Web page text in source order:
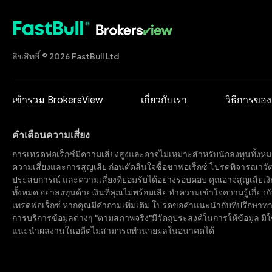
ลิขสิทธิ์ © 2026 FastBull Ltd
เข้ารวม BrokersView เกี่ยวกับเรา วิธีการของ
คำเตือนความเสี่ยง
การเทรดฟอเร็กซ์มีความเสี่ยงสูงและอาจไม่เหมาะสำหรับนักลงทุนทั้งหม
ความเสี่ยงและการสูญเสีย ก่อนตัดสินใจซื้อขาฟอเร็กซ์ โปรดพิจารณาวั
ประสบการณ์ และความเสี่ยงที่ยอมรับได้อย่างรอบคอบ คุณอาจสูญเสียเ
ทั้งหมด อย่าลงทุนด้วยเงินที่คุณไม่พร้อมเสีย ทำความเข้าใจความรู้เกี่ยว
เทรดฟอเร็กซ์ หากคุณมีคำถามเพิ่มเติม โปรดขอคำแนะนำกับที่ปรึกษาท
การบริการข้อมูลต่างๆ "ตามสภาพจริง"มีวัตถุประสงค์ในการให้ข้อมูล มิ
แนะนำผลงานในอดีตไม่สามารถทำนายผลในอนาคตได้